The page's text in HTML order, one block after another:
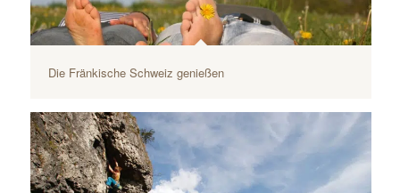
Die Fränkische Schweiz genießen